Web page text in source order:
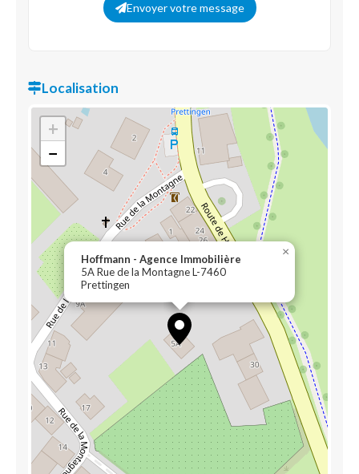
Envoyer votre message
Localisation
Hoffmann - Agence Immobilière
5A Rue de la Montagne L-7460
Prettingen
×
+
−